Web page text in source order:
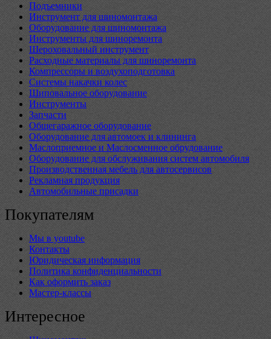
Подъемники
Инструмент для шиномонтажа
Оборудование для шиномонтажа
Инструменты для шиноремонта
Шероховальный инструмент
Расходные материалы для шиноремонта
Компрессоры и воздухоподготовка
Системы накачки колес
Шиповальное оборудование
Инструменты
Запчасти
Общегаражное оборудование
Оборудование для автомоек и клининга
Маслоприемное и Маслосменное обрудование
Оборудование для обслуживания систем автомобиля
Производственная мебель для автосервисов
Рекламная продукция
Автомобильные присадки
Покупателям
Мы в youtube
Контакты
Юридическая информация
Политика конфиденциальности
Как оформить заказ
Мастер-классы
Интересное